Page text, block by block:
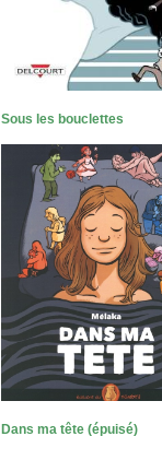
Sous les bouclettes
Dans ma tête (épuisé)